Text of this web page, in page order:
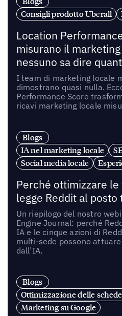
Consigli prodotto Uberall
Location
misurano il
nessuno sa dire
I team di marketing locale
dimostrano quasi nulla.
Performance Score
ricavi marketing locale
Blogs
IA nel marketing locale
Social media locale
Perché ottimizzare le
legge Reddit al posto
Un riepilogo del nostro
Engine Journal: perché
IA e le cinque azioni di
multi-sede possono
dall’IA.
Blogs
Ottimizzazione delle
Marketing su Google